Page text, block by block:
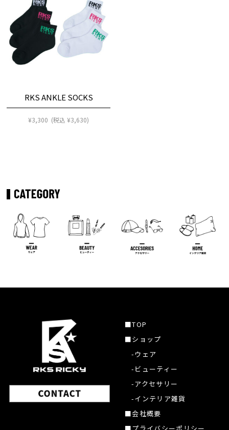
RKS ANKLE SOCKS
¥3,300 (税込 ¥3,630)
■TOP
■ショップ
-ウェア
-ビューティー
-アクセサリー
-インテリア雑貨
■会社概要
■プライバシーポリシー